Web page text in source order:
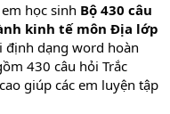
học sinh Bộ 430 câu
kinh tế môn Địa lớp
định dạng word hoàn
430 câu hỏi Trắc
giúp các em luyện tập